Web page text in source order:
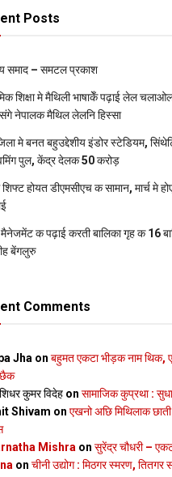
Posts
समाद – समटल प्रकाश
शि‍क्षा मे मैथि‍ली भाषाकेँ पढ़ाई लेल
नेपालक मैथिल लेलनि हिस्सा
मे बनत बहुउद्देशीय इंडोर स्‍टेडि‍यम,
पुल, केंद्र देलक 50 करोड़
शिफ्ट होयत डीएमसीएच क सामान, मार्च मे
क पढ़ाई करती बालिका गृह क 16
बेंगलुरु
Comments
Jha on बहुमत एकटा भीड़क नाम थिक,
छैक
कुमर विदेह on सामाजिक कुप्रथा :
Shivam on एखनो अछि मिथिलाक
Mishra on सुरेंद्र चौधरी –
on चीनी उद्योग : मिठगर स्‍मरण, तितगर